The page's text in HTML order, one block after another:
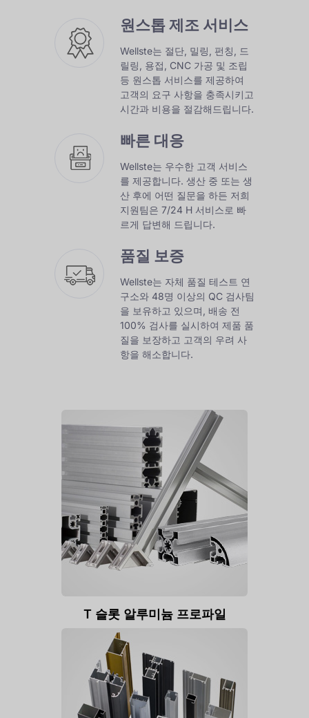
원스톱 제조 서비스
Wellste는 절단, 밀링, 펀칭, 드
릴링, 용접, CNC 가공 및 조립
등 원스톱 서비스를 제공하여
고객의 요구 사항을 충족시키고
시간과 비용을 절감해드립니다.
빠른 대응
Wellste는 우수한 고객 서비스
를 제공합니다. 생산 중 또는 생
산 후에 어떤 질문을 하든 저희
지원팀은 7/24 H 서비스로 빠
르게 답변해 드립니다.
품질 보증
Wellste는 자체 품질 테스트 연
구소와 48명 이상의 QC 검사팀
을 보유하고 있으며, 배송 전
100% 검사를 실시하여 제품 품
질을 보장하고 고객의 우려 사
항을 해소합니다.
T 슬롯 알루미늄 프로파일